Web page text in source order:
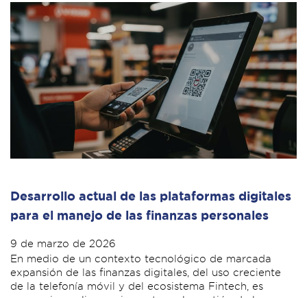
Desarrollo actual de las plataformas digitales
para el manejo de las finanzas personales
9 de marzo de 2026
En medio de un contexto tecnológico de marcada
expansión de las finanzas digitales, del uso creciente
de la telefonía móvil y del ecosistema Fintech, es